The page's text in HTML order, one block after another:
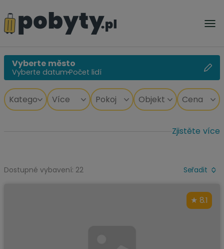
Vyberte město
Vyberte datum Počet lidí
Zjistěte více
Dostupné vybavení: 22 Seřadit
8.1